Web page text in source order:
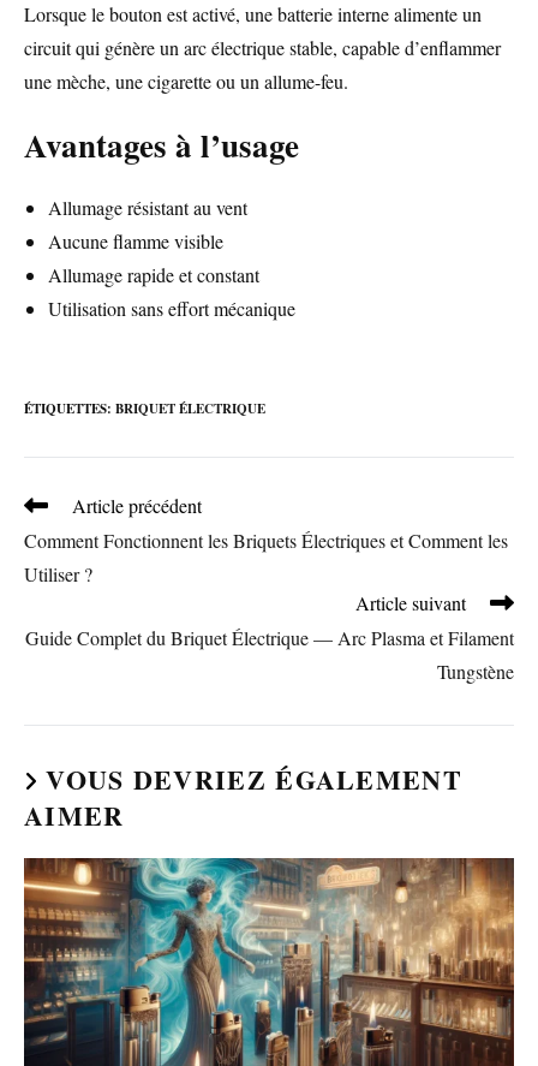
Lorsque le bouton est activé, une batterie interne alimente un
circuit qui génère un arc électrique stable, capable d’enflammer
une mèche, une cigarette ou un allume-feu.
Avantages à l’usage
Allumage résistant au vent
Aucune flamme visible
Allumage rapide et constant
Utilisation sans effort mécanique
ÉTIQUETTES: BRIQUET ÉLECTRIQUE
Read
articles
Article précédent
Comment Fonctionnent les Briquets Électriques et Comment les
Utiliser ?
Article suivant
Guide Complet du Briquet Électrique — Arc Plasma et Filament
Tungstène
VOUS DEVRIEZ ÉGALEMENT
AIMER